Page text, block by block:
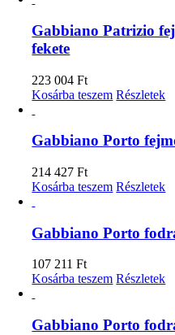
Gabbiano Patrizio
fekete
223 004Ft
Kosárba teszem Részletek
Gabbiano Porto
214 427Ft
Kosárba teszem Részletek
Gabbiano Porto
107 211Ft
Kosárba teszem Részletek
Gabbiano Porto